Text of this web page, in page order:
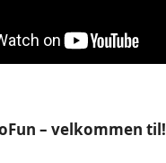
– velkommen til!